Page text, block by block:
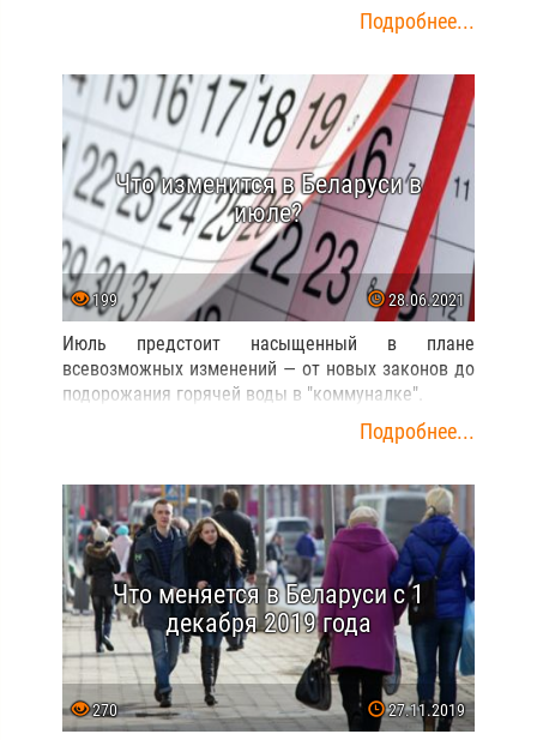
Подробнее...
Что изменится в Беларуси в
июле?
199 28.06.2021
Июль предстоит насыщенный в плане
всевозможных изменений — от новых законов до
подорожания горячей воды в "коммуналке".
Подробнее...
Что меняется в Беларуси с 1
декабря 2019 года
270 27.11.2019